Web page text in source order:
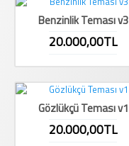
Benzinlik Teması v3
20.000,00TL
Gözlükçü Teması v1
20.000,00TL